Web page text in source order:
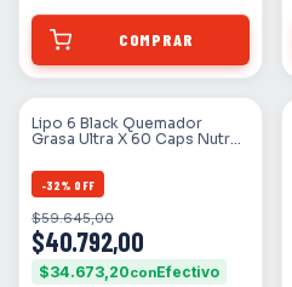
Lipo 6 Black Quemador
Grasa Ultra X 60 Caps Nutrex
-32% OFF
$40.792,00
$59.645,00
$34.673,20con